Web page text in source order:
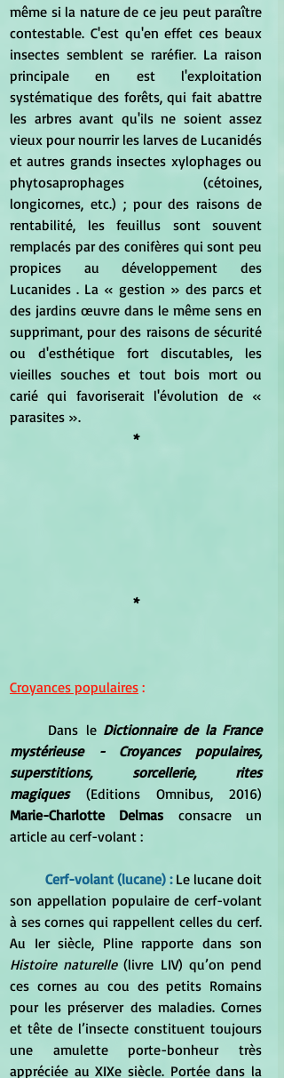
même si la nature de ce jeu peut paraître
contestable. C'est qu'en effet ces beaux
insectes semblent se raréfier. La raison
principale en est l'exploitation
systématique des forêts, qui fait abattre
les arbres avant qu'ils ne soient assez
vieux pour nourrir les larves de Lucanidés
et autres grands insectes xylophages ou
phytosaprophages (cétoines,
longicornes, etc.) ; pour des raisons de
rentabilité, les feuillus sont souvent
remplacés par des conifères qui sont peu
propices au développement des
Lucanides . La « gestion » des parcs et
des jardins œuvre dans le même sens en
supprimant, pour des raisons de sécurité
ou d'esthétique fort discutables, les
vieilles souches et tout bois mort ou
carié qui favoriserait l'évolution de «
parasites ».
*
*
Croyances populaires :
Dans le Dictionnaire de la France
mystérieuse - Croyances populaires,
superstitions, sorcellerie, rites
magiques
Marie-Charlotte Delmas consacre un
article au cerf-volant :
Cerf-volant (lucane) : Le lucane doit
son appellation populaire de cerf-volant
à ses cornes qui rappellent celles du cerf.
Histoire naturelle (livre LIV) qu’on pend
ces cornes au cou des petits Romains
pour les préserver des maladies. Cornes
et tête de l’insecte constituent toujours
une amulette porte-bonheur très
appréciée au XIXe siècle. Portée dans la